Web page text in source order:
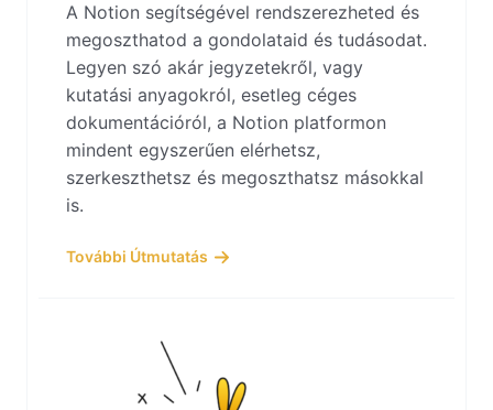
A Notion segítségével rendszerezheted és
megoszthatod a gondolataid és tudásodat.
Legyen szó akár jegyzetekről, vagy
kutatási anyagokról, esetleg céges
dokumentációról, a Notion platformon
mindent egyszerűen elérhetsz,
szerkeszthetsz és megoszthatsz másokkal
is.
További Útmutatás